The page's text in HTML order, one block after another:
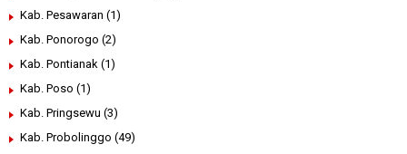
Kab. Pesawaran (1)
Kab. Ponorogo (2)
Kab. Pontianak (1)
Kab. Poso (1)
Kab. Pringsewu (3)
Kab. Probolinggo (49)